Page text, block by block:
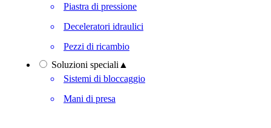
Piastra di pressione
Deceleratori idraulici
Pezzi di ricambio
Soluzioni speciali ▲
Sistemi di bloccaggio
Mani di presa